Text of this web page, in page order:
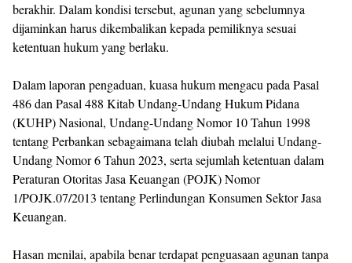
berakhir. Dalam kondisi tersebut, agunan yang sebelumnya
dijaminkan harus dikembalikan kepada pemiliknya sesuai
ketentuan hukum yang berlaku.
‎Dalam laporan pengaduan, kuasa hukum mengacu pada Pasal
486 dan Pasal 488 Kitab Undang-Undang Hukum Pidana
(KUHP) Nasional, Undang-Undang Nomor 10 Tahun 1998
tentang Perbankan sebagaimana telah diubah melalui Undang-
Undang Nomor 6 Tahun 2023, serta sejumlah ketentuan dalam
Peraturan Otoritas Jasa Keuangan (POJK) Nomor
1/POJK.07/2013 tentang Perlindungan Konsumen Sektor Jasa
Keuangan.
‎Hasan menilai, apabila benar terdapat penguasaan agunan tanpa